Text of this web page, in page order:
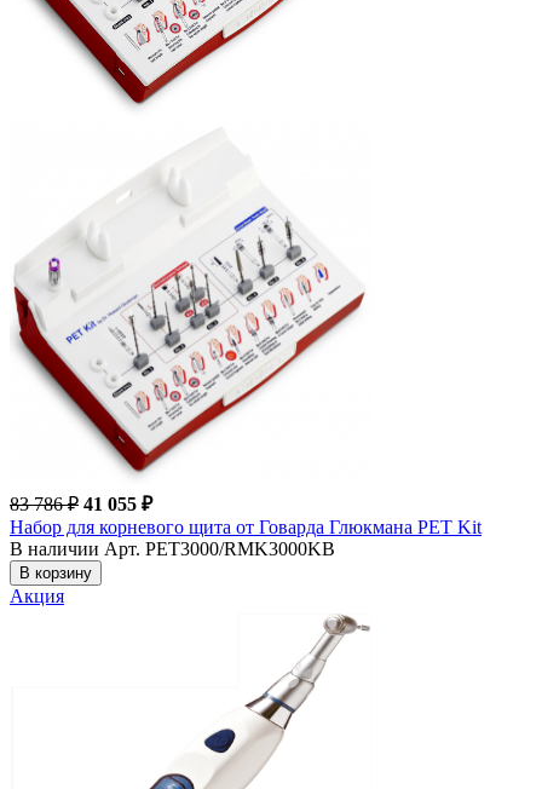
83 786 ₽ 41 055 ₽
Набор для корневого щита от Говарда Глюкмана PET Kit
В наличии Арт. PET3000/RMK3000KB
В корзину
Акция